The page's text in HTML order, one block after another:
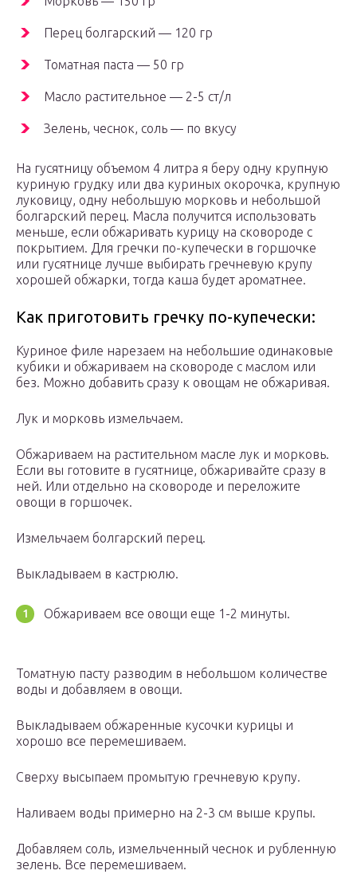
Перец болгарский — 120 гр
Томатная паста — 50 гр
Масло растительное — 2-5 ст/л
Зелень, чеснок, соль — по вкусу
На гусятницу объемом 4 литра я беру одну крупную
куриную грудку или два куриных окорочка, крупную
луковицу, одну небольшую морковь и небольшой
болгарский перец. Масла получится использовать
меньше, если обжаривать курицу на сковороде с
покрытием. Для гречки по-купечески в горшочке
или гусятнице лучше выбирать гречневую крупу
хорошей обжарки, тогда каша будет ароматнее.
Как приготовить гречку по-купечески:
Куриное филе нарезаем на небольшие одинаковые
кубики и обжариваем на сковороде с маслом или
без. Можно добавить сразу к овощам не обжаривая.
Лук и морковь измельчаем.
Обжариваем на растительном масле лук и морковь.
Если вы готовите в гусятнице, обжаривайте сразу в
ней. Или отдельно на сковороде и переложите
овощи в горшочек.
Измельчаем болгарский перец.
Выкладываем в кастрюлю.
Обжариваем все овощи еще 1-2 минуты.
Томатную пасту разводим в небольшом количестве
воды и добавляем в овощи.
Выкладываем обжаренные кусочки курицы и
хорошо все перемешиваем.
Сверху высыпаем промытую гречневую крупу.
Наливаем воды примерно на 2-3 см выше крупы.
Добавляем соль, измельченный чеснок и рубленную
зелень. Все перемешиваем.